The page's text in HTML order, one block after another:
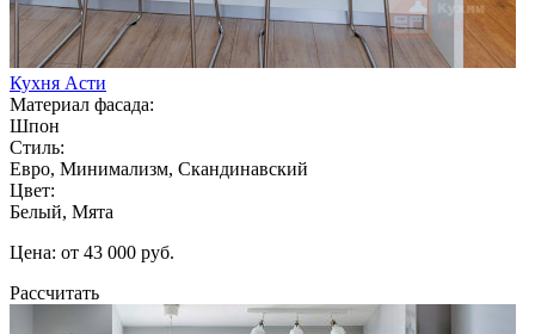
Кухня Асти
Материал фасада:
Шпон
Стиль:
Евро, Минимализм, Скандинавский
Цвет:
Белый, Мята
Цена: от 43 000 руб.
Рассчитать